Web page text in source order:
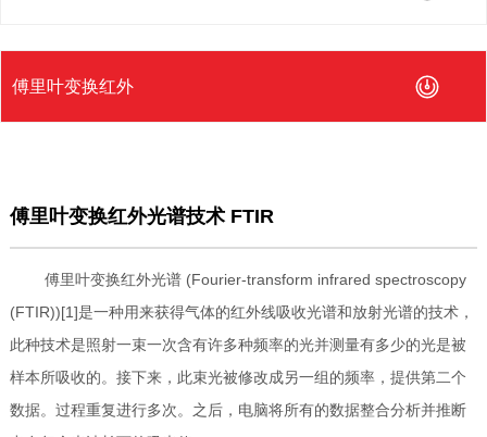
傅里叶变换红外
傅里叶变换红外光谱技术 FTIR
傅里叶变换红外光谱 (Fourier-transform infrared spectroscopy
(FTIR))[1]是一种用来获得气体的红外线吸收光谱和放射光谱的技术，
此种技术是照射一束一次含有许多种频率的光并测量有多少的光是被
样本所吸收的。接下来，此束光被修改成另一组的频率，提供第二个
数据。过程重复进行多次。之后，电脑将所有的数据整合分析并推断